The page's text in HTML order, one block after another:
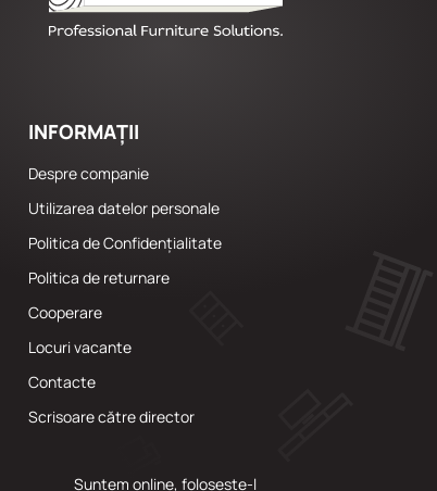
INFORMAȚII
Despre companie
Utilizarea datelor personale
Politica de Confidențialitate
Politica de returnare
Cooperare
Locuri vacante
Сontacte
Scrisoare către director
Suntem online, folosește-l